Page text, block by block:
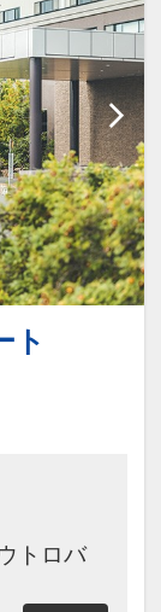
ト
トロバ